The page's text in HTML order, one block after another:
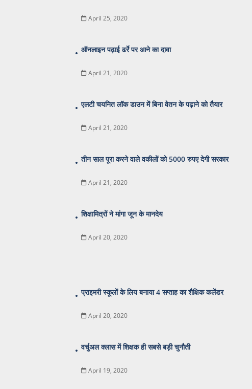
April 25, 2020
ऑनलाइन पढ़ाई ढर्रे पर आने का दावा
April 21, 2020
एलटी चयनित लॉक डाउन में बिना वेतन के पढ़ाने को तैयार
April 21, 2020
तीन साल पूरा करने वाले वकीलों को 5000 रुपए देगी सरकार
April 21, 2020
शिक्षामित्रों ने मांगा जून के मानदेय
April 20, 2020
प्राइमरी स्कूलों के लिय बनाया 4 सप्ताह का शैक्षिक कलेंडर
April 20, 2020
वर्चुअल क्लास में शिक्षक ही सबसे बड़ी चुनौती
April 19, 2020